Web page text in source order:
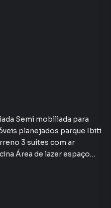
Semi mobiliada para
parque Ibiti
3 suítes com ar
Área de lazer espaço
escritório Sala de